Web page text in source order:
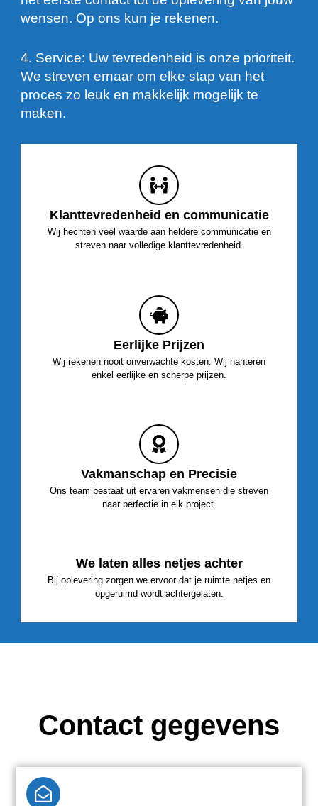
Klanttevredenheid en communicatie
Wij hechten veel waarde aan heldere communicatie en
streven naar volledige klanttevredenheid.
Eerlijke Prijzen
Wij rekenen nooit onverwachte kosten. Wij hanteren
enkel eerlijke en scherpe prijzen.
Vakmanschap en Precisie
Ons team bestaat uit ervaren vakmensen die streven
naar perfectie in elk project.
We laten alles netjes achter
Bij oplevering zorgen we ervoor dat je ruimte netjes en
opgeruimd wordt achtergelaten.
wensen. Op ons kun je rekenen.
4. Service: Uw tevredenheid is onze prioriteit.
We streven ernaar om elke stap van het
proces zo leuk en makkelijk mogelijk te
maken.
Contact gegevens